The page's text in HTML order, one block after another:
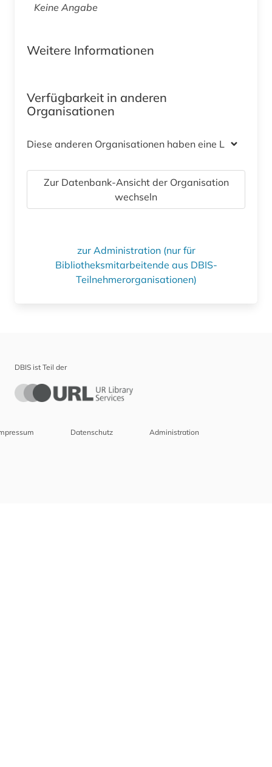
Keine Angabe
Weitere Informationen
Verfügbarkeit in anderen
Organisationen
Diese anderen Organisationen haben eine Lizenz
Zur Datenbank-Ansicht der Organisation
wechseln
zur Administration (nur für
Bibliotheksmitarbeitende aus DBIS-
Teilnehmerorganisationen)
DBIS ist Teil der
Datenschutz Administration